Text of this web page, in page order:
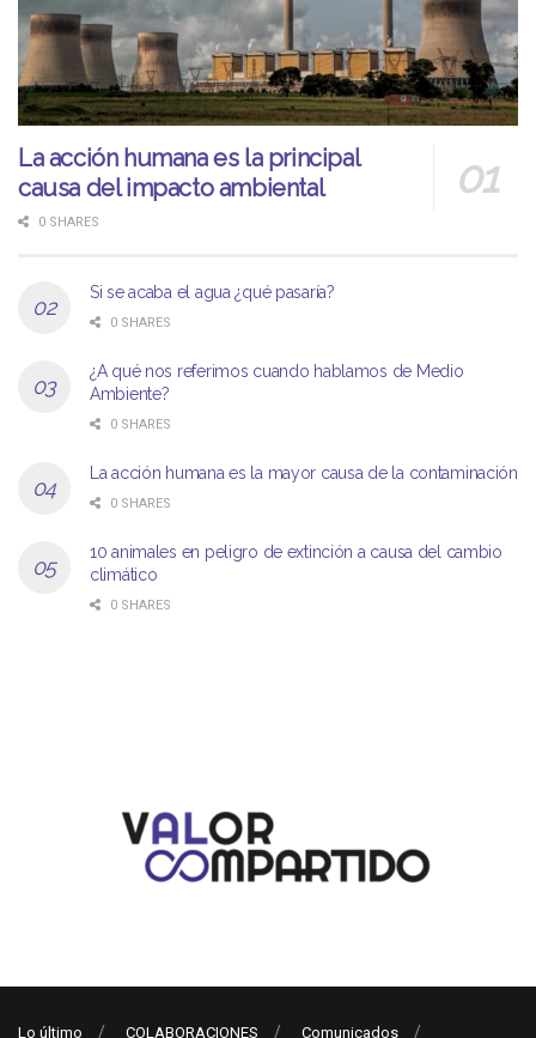
La acción humana es la principal
causa del impacto ambiental
0 SHARES
Si se acaba el agua ¿qué pasaría?
0 SHARES
¿A qué nos referimos cuando hablamos de Medio
Ambiente?
0 SHARES
La acción humana es la mayor causa de la contaminación
0 SHARES
10 animales en peligro de extinción a causa del cambio
climático
0 SHARES
Lo último COLABORACIONES Comunicados